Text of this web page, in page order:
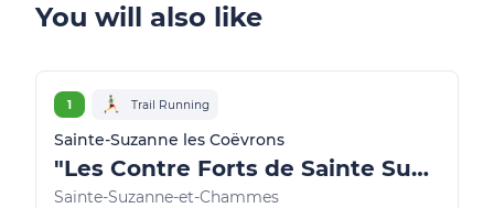
You will also like
1 Trail Running
Sainte-Suzanne les Coëvrons
"Les Contre Forts de Sainte Suzanne"
Sainte-Suzanne-et-Chammes